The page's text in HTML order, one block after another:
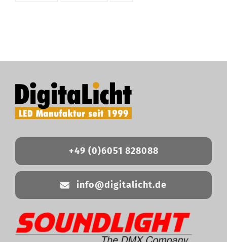
+49 (0)6051 828088
info@digitalicht.de